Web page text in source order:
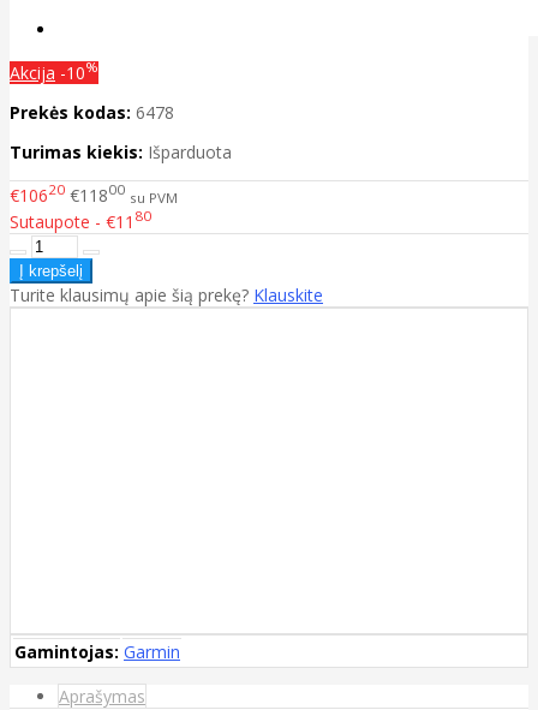
Akcija -10%
Prekės kodas: 6478
Turimas kiekis: Išparduota
€10620 €11800 su PVM
Sutaupote - €11 80
Turite klausimų apie šią prekę? Klauskite
Gamintojas: Garmin
Aprašymas